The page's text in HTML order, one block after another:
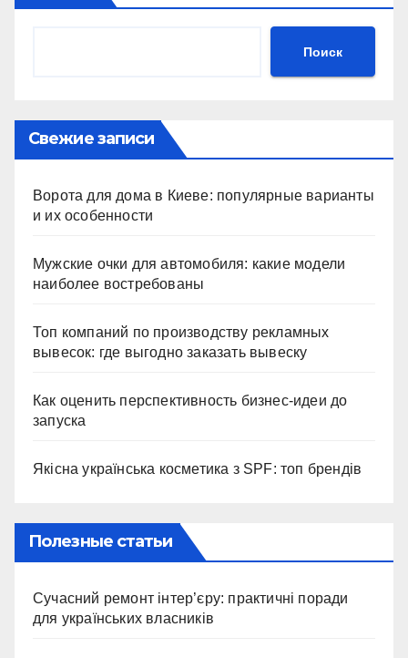
Поиск
Свежие записи
Ворота для дома в Киеве: популярные варианты
и их особенности
Мужские очки для автомобиля: какие модели
наиболее востребованы
Топ компаний по производству рекламных
вывесок: где выгодно заказать вывеску
Как оценить перспективность бизнес-идеи до
запуска
Якісна українська косметика з SPF: топ брендів
Полезные статьи
Сучасний ремонт інтер’єру: практичні поради
для українських власників